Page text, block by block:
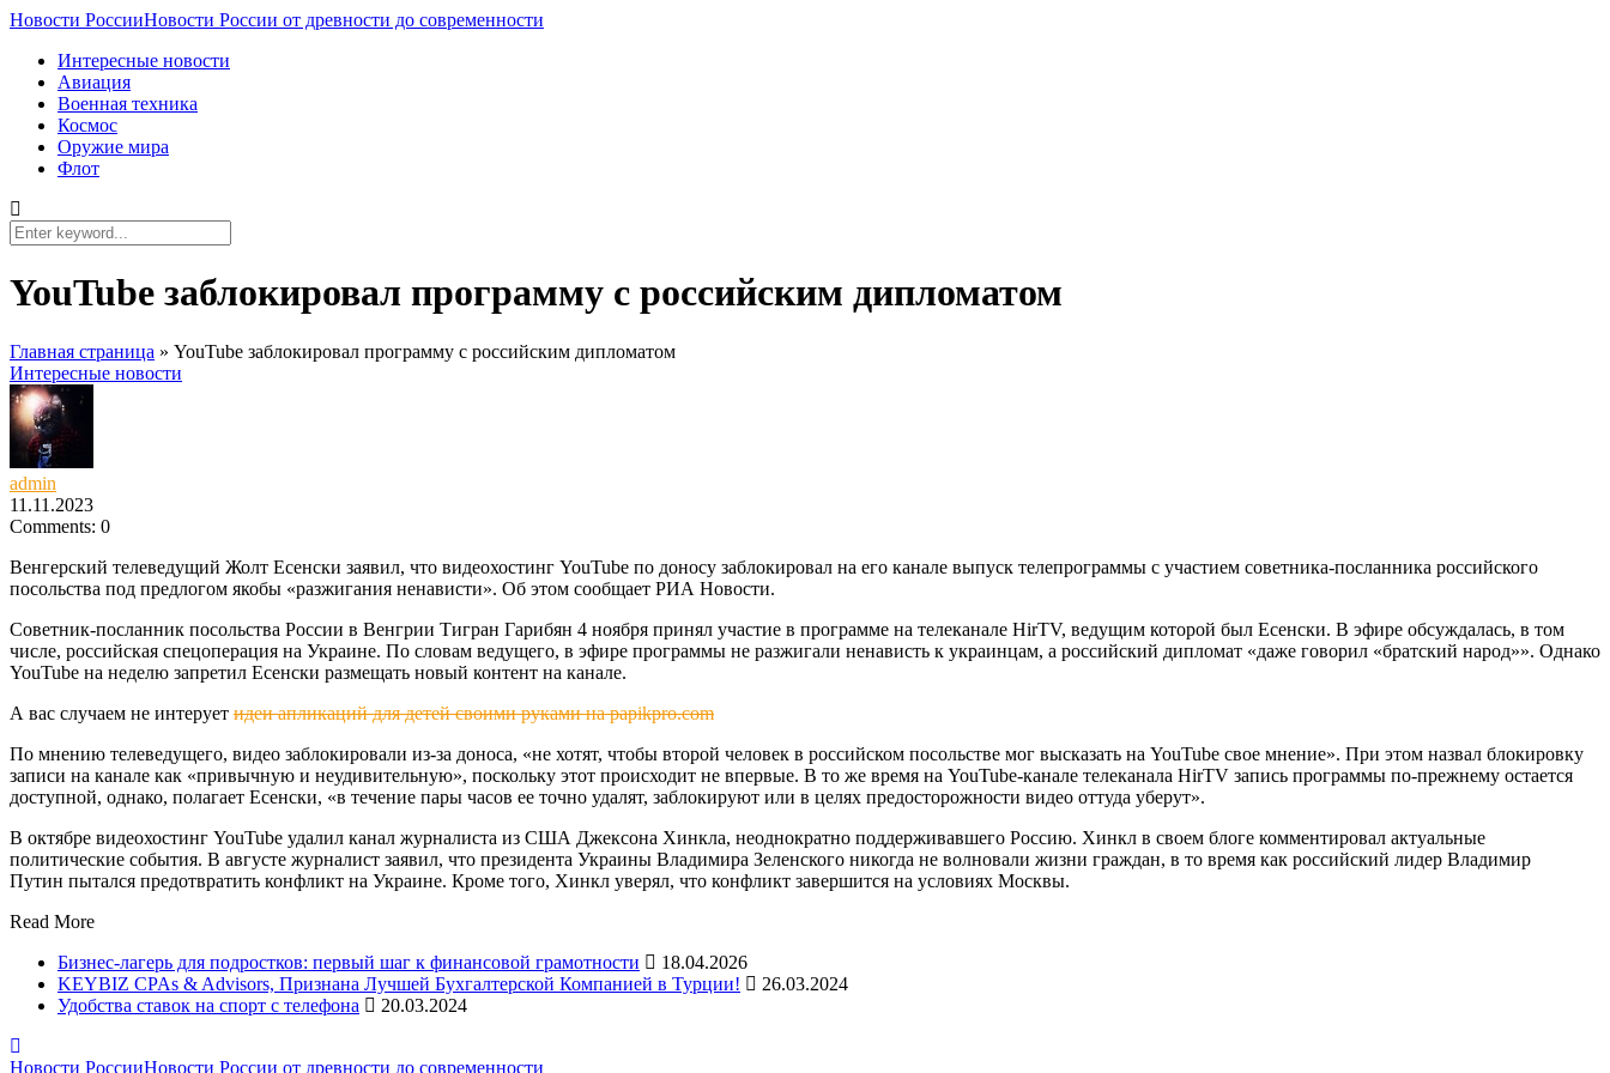
Новости РоссииНовости России от древности до современности
Интересные новости
Авиация
Военная техника
Космос
Оружие мира
Флот
YouTube заблокировал программу с российским дипломатом
Главная страница » YouTube заблокировал программу с российским дипломатом
Интересные новости
admin
11.11.2023
Comments: 0
Венгерский телеведущий Жолт Есенски заявил, что видеохостинг YouTube по доносу заблокировал на его канале выпуск телепрограммы с участием советника-посланника российского
посольства под предлогом якобы «разжигания ненависти». Об этом сообщает РИА Новости.
Советник-посланник посольства России в Венгрии Тигран Гарибян 4 ноября принял участие в программе на телеканале HirTV, ведущим которой был Есенски. В эфире обсуждалась, в том
числе, российская спецоперация на Украине. По словам ведущего, в эфире программы не разжигали ненависть к украинцам, а российский дипломат «даже говорил «братский народ»». Однако
YouTube на неделю запретил Есенски размещать новый контент на канале.
А вас случаем не интерует идеи апликаций для детей своими руками на papikpro.com
По мнению телеведущего, видео заблокировали из-за доноса, «не хотят, чтобы второй человек в российском посольстве мог высказать на YouTube свое мнение». При этом назвал блокировку
записи на канале как «привычную и неудивительную», поскольку этот происходит не впервые. В то же время на YouTube-канале телеканала HirTV запись программы по-прежнему остается
доступной, однако, полагает Есенски, «в течение пары часов ее точно удалят, заблокируют или в целях предосторожности видео оттуда уберут».
В октябре видеохостинг YouTube удалил канал журналиста из США Джексона Хинкла, неоднократно поддерживавшего Россию. Хинкл в своем блоге комментировал актуальные
политические события. В августе журналист заявил, что президента Украины Владимира Зеленского никогда не волновали жизни граждан, в то время как российский лидер Владимир
Путин пытался предотвратить конфликт на Украине. Кроме того, Хинкл уверял, что конфликт завершится на условиях Москвы.
Read More
Бизнес-лагерь для подростков: первый шаг к финансовой грамотности
18.04.2026
KEYBIZ CPAs & Advisors, Признана Лучшей Бухгалтерской Компанией в Турции!
26.03.2024
Удобства ставок на спорт с телефона
20.03.2024
Новости РоссииНовости России от древности до современности